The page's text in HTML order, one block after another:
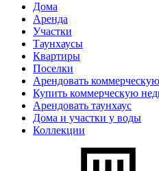
Дома
Аренда
Участки
Таунхаусы
Квартиры
Поселки
Арендовать
Купить коммерческую
Арендовать таунхаус
Дома и участки у воды
Коллекции